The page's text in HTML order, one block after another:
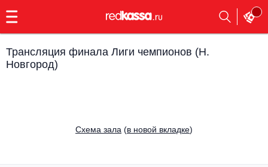
Выбрать мероприятие
23:00
Заказать
обратный
Трансляция финала Лиги чемпионов (Н.
Новгород)
Cхема зала (в новой вкладке)